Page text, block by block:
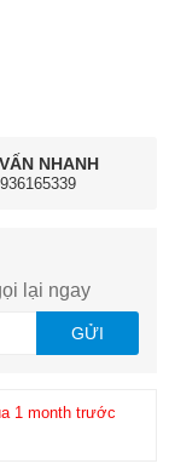
NHANH
lại ngay
GỬI
trước